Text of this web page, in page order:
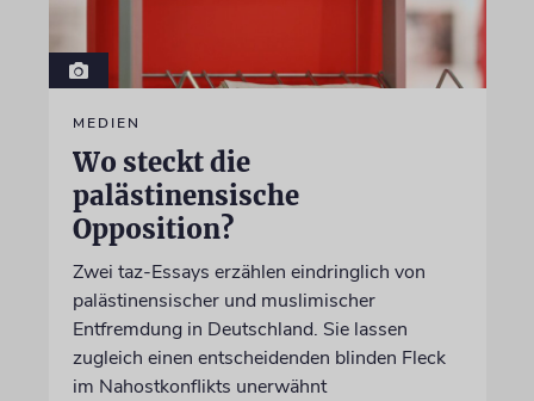
MEDIEN
Wo steckt die
palästinensische
Opposition?
Zwei taz-Essays erzählen eindringlich von
palästinensischer und muslimischer
Entfremdung in Deutschland. Sie lassen
zugleich einen entscheidenden blinden Fleck
im Nahostkonflikts unerwähnt